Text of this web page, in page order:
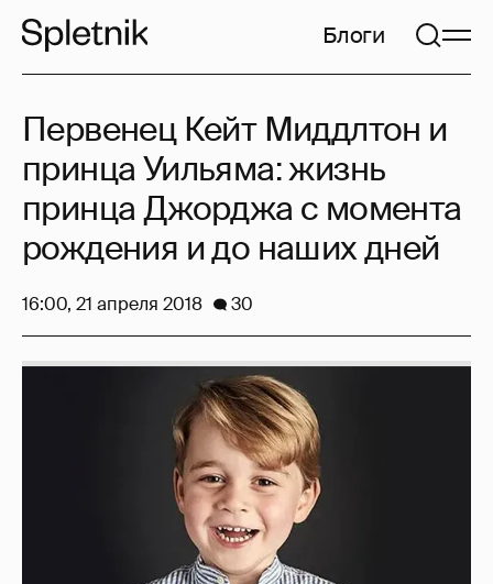
Блоги
Первенец Кейт Миддлтон и
принца Уильяма: жизнь
принца Джорджа с момента
рождения и до наших дней
16:00, 21 апреля 2018 30